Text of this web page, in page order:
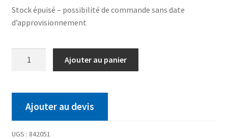
Stock épuisé – possibilité de commande sans date
d’approvisionnement
Ajouter au panier
Ajouter au devis
UGS : 842051